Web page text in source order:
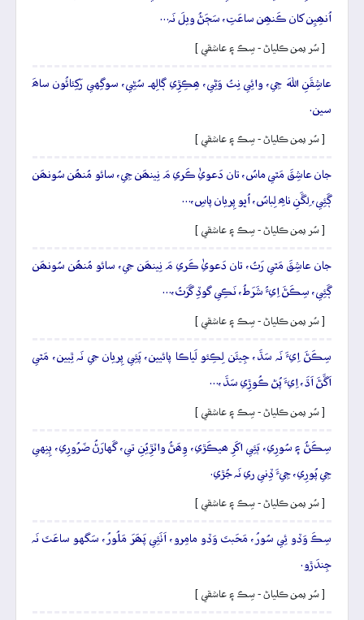
اُنھِيِن کان ڪَنھِن ساعَتِ، سَڄَڻُ ويلَ نَہ…
[ سُر يمن ڪلياڻ - سِڪ ۽ عاشقي ]
عاشِقَنِ اللهَ جِي، وائِي نِتُ وَڻِي، ھِڪِڙِي ڳالِهہ سُڻِي، سوگِهي رَکِئائُون ساھَ
سين.
[ سُر يمن ڪلياڻ - سِڪ ۽ عاشقي ]
جان عاشِقَ مَٿي ماسُ، تان دَعويٰ ڪَري مَ نِينھَن جِي، سائو مُنھُن سُونھَن
ڳَئِي، لِڱَنِ ناھِ لِباسُ، اُڀو پِريان پاسِ،…
[ سُر يمن ڪلياڻ - سِڪ ۽ عاشقي ]
جان عاشِقَ مَٿي رَتُ، تان دَعويٰ ڪَري مَ نِينھَن جي، سائو مُنھُن سُونھَن
ڳَئِي، سِڪَڻَ اِيءُ شَرَطُ، نَڪِي گوڏِ گَرَٿُ،…
[ سُر يمن ڪلياڻ - سِڪ ۽ عاشقي ]
سِڪَڻَ اِيءَ نَہ سَڌَ، جِيئَن لِڪِئو لَياڪا پائيين، پَئِي پِريان جي نَہ ٿِيين، مَٿي
اَڱَڻَ اَڌَ، اِيءَ پُڻ ڪُوڙِي سَڌَ،…
[ سُر يمن ڪلياڻ - سِڪ ۽ عاشقي ]
سِڪَڻُ ۽ سُورِي، ٻَئِي اکَرِ ھيڪَڙي، وِھَڻُ واٽڙِيُنِ تي، گَهارَڻُ ضَرُورِي، ٻِنِهي
جِي پُورِي، جِيءَ ڏِني ري نَہ جُڙي.
[ سُر يمن ڪلياڻ - سِڪ ۽ عاشقي ]
سِڪَ وَڏو ئِي سُورُ، مَحَبتَ وَڏو مامِرو، اَٺَئِي پَھَرَ مَلُورُ، سَگهو ساعَتَ نَہ
جِندَڙو.
[ سُر يمن ڪلياڻ - سِڪ ۽ عاشقي ]